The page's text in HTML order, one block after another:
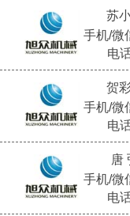
苏
手机/微
电
贺
手机/微
电
唐
手机/微
电